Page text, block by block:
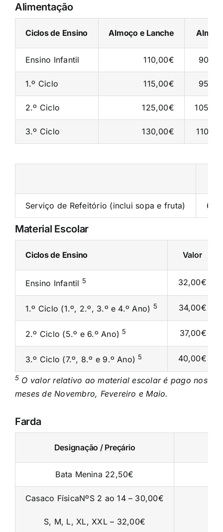
Alimentação
Ciclos de Ensino Almoço e Lanche
Ensino Infantil 110,00€
1.º Ciclo 115,00€
2.º Ciclo 125,00€
3.º Ciclo 130,00€
Serviço de Refeitório (inclui sopa e fruta)
Material Escolar
Ciclos de Ensino Valor
Ensino Infantil 5 32,00€
1.º Ciclo (1.º, 2.º, 3.º e 4.º Ano) 5 34,00€
2.º Ciclo (5.º e 6.º Ano) 5 37,00€
3.º Ciclo (7.º, 8.º e 9.º Ano) 5 40,00€
5 O valor relativo ao material escolar é pago nos
meses de Novembro, Fevereiro e Maio.
Farda
Designação / Preçário
Bata Menina 22,50€
Casaco FísicaNºS 2 ao 14 – 30,00€
S, M, L, XL, XXL – 32,00€